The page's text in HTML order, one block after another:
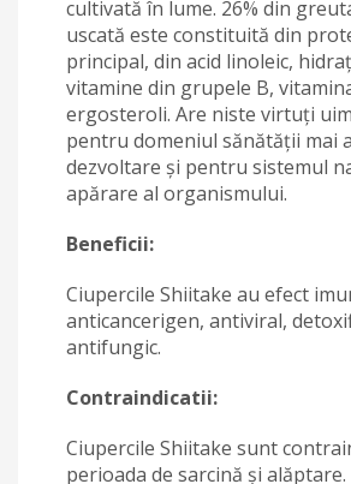
cultivată în lume. 26% din
uscată este constituită din
principal, din acid linoleic,
vitamine din grupele B,
ergosteroli. Are niste virtuți
pentru domeniul sănătății mai
dezvoltare și pentru sistemul
apărare al organismului.
Beneficii:
Ciupercile Shiitake au efect
antican­cerigen, antiviral,
antifungic.
Contraindicatii:
Ciupercile Shiitake sunt
perioada de sarcină şi alăptare.